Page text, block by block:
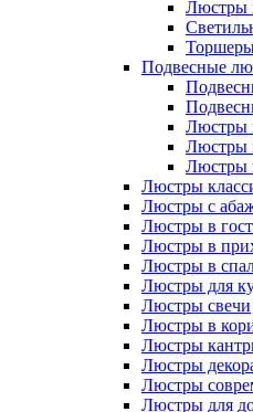
Люстры
Подвесные
Люстры
Люстры
Люстры
Люстры
Люстры с
Люстры в
Люстры в
Люстры в
Люстры для
Люстры свечи
Люстры в
Люстры
Люстры
Люстры
Люстры для